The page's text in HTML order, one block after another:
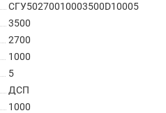
СГУ50270010003500D10005
3500
2700
1000
5
ДСП
1000